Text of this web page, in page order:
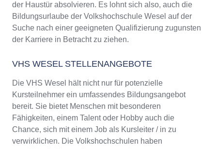
der Haustür absolvieren. Es lohnt sich also, auch die
Bildungsurlaube der Volkshochschule Wesel auf der
Suche nach einer geeigneten Qualifizierung zugunsten
der Karriere in Betracht zu ziehen.
VHS WESEL STELLENANGEBOTE
Die VHS Wesel hält nicht nur für potenzielle
Kursteilnehmer ein umfassendes Bildungsangebot
bereit. Sie bietet Menschen mit besonderen
Fähigkeiten, einem Talent oder Hobby auch die
Chance, sich mit einem Job als Kursleiter / in zu
verwirklichen. Die Volkshochschulen haben